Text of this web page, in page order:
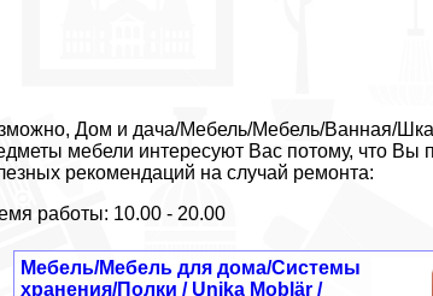
Дом и дача/Мебель/Мебель/Ванная/
мебели интересуют Вас потому, что Вы
рекомендаций на случай ремонта:
работы: 10.00 - 20.00
Мебель/Мебель для дома/Системы
хранения/Полки / Unika Moblär /